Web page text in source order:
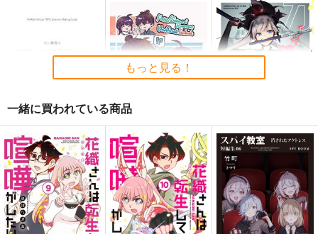
黒白のアヴェスター 2
神座万象・第十四機
2,178円（税込）
サンプル
カート
通勤道中であの娘がぱ
んつを見せてくる本
13
嘘つき屋
662円（税込）
カート
まぐ太ノート16冊
目 The Bunny's Tail 2
C-ARTS
カート
TRPGシナリオ作成ガ
イド I 基礎編
氷川TRPG研究室
2,200 円（税込）
ゆるめのサムレムのほ
ん。2
みくろこすもすぎゃら
くしぃ
550円（税込）
宮本伊織
刀鯖2025
ヤギの方
2,357円（税込）
宮本武蔵
もっと見る！
一緒に買われている商品